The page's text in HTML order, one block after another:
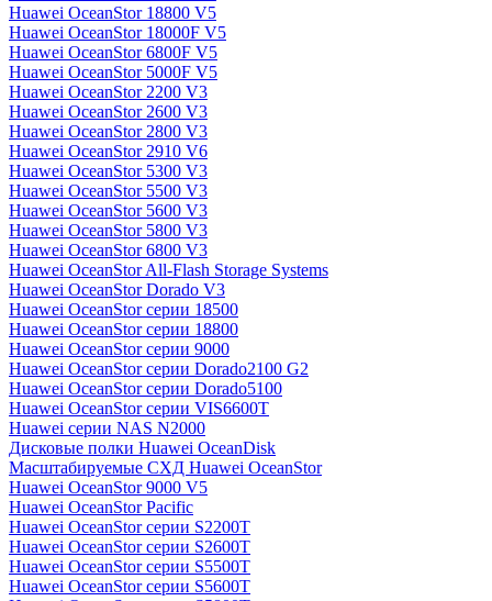
Huawei OceanStor 18800 V5
Huawei OceanStor 18000F V5
Huawei OceanStor 6800F V5
Huawei OceanStor 5000F V5
Huawei OceanStor 2200 V3
Huawei OceanStor 2600 V3
Huawei OceanStor 2800 V3
Huawei OceanStor 2910 V6
Huawei OceanStor 5300 V3
Huawei OceanStor 5500 V3
Huawei OceanStor 5600 V3
Huawei OceanStor 5800 V3
Huawei OceanStor 6800 V3
Huawei OceanStor All-Flash Storage Systems
Huawei OceanStor Dorado V3
Huawei OceanStor серии 18500
Huawei OceanStor серии 18800
Huawei OceanStor серии 9000
Huawei OceanStor серии Dorado2100 G2
Huawei OceanStor серии Dorado5100
Huawei OceanStor серии VIS6600T
Huawei серии NAS N2000
Дисковые полки Huawei OceanDisk
Масштабируемые СХД Huawei OceanStor
Huawei OceanStor 9000 V5
Huawei OceanStor Pacific
Huawei OceanStor серии S2200T
Huawei OceanStor серии S2600T
Huawei OceanStor серии S5500T
Huawei OceanStor серии S5600T